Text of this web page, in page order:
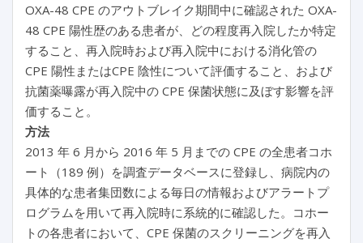
OXA-48 CPE のアウトブレイク期間中に確認された OXA-
48 CPE 陽性歴のある患者が、どの程度再入院したか特定
すること、再入院時および再入院中における消化管の
CPE 陽性またはCPE 陰性について評価すること、および
抗菌薬曝露が再入院中の CPE 保菌状態に及ぼす影響を評
価すること。
方法
2013 年 6 月から 2016 年 5 月までの CPE の全患者コホ
ート（189 例）を調査データベースに登録し、病院内の
具体的な患者集団数による毎日の情報およびアラートプ
ログラムを用いて再入院時に系統的に確認した。コホー
トの各患者において、CPE 保菌のスクリーニングを再入